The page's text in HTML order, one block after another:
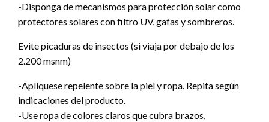
-Disponga de mecanismos para protección solar como
protectores solares con filtro UV, gafas y sombreros.
Evite picaduras de insectos (si viaja por debajo de los
2.200 msnm)
-Aplíquese repelente sobre la piel y ropa. Repita según
indicaciones del producto.
-Use ropa de colores claros que cubra brazos,